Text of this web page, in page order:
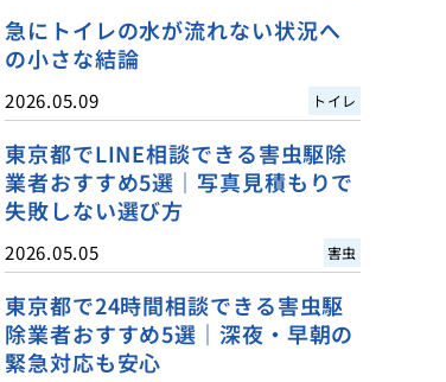
急にトイレの水が流れない状況へ
の小さな結論
2026.05.09 トイレ
東京都でLINE相談できる害虫駆除
業者おすすめ5選｜写真見積もりで
失敗しない選び方
2026.05.05 害虫
東京都で24時間相談できる害虫駆
除業者おすすめ5選｜深夜・早朝の
緊急対応も安心